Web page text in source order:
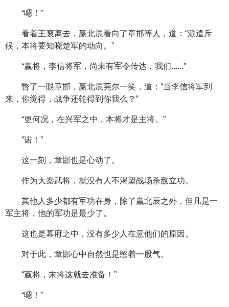
“嗯！”
看着王裒离去，赢北辰看向了章邯等人，道：“派遣斥
候，本将要知晓楚军的动向。”
“嬴将，李信将军，尚未有军令传达，我们......”
瞥了一眼章邯，赢北辰莞尔一笑，道：“当李信将军到
来，你觉得，战争还轮得到你我么？”
“更何况，在兴军之中，本将才是主将。”
“诺！”
这一刻，章邯也是心动了。
作为大秦武将，就没有人不渴望战场杀敌立功。
其他人多少都有军功在身，除了赢北辰之外，但凡是一
军主将，他的军功是最少了。
这也是幕府之中，没有多少人在意他们的原因。
对于此，章邯心中自然也是憋着一股气。
“嬴将，末将这就去准备！”
“嗯！”